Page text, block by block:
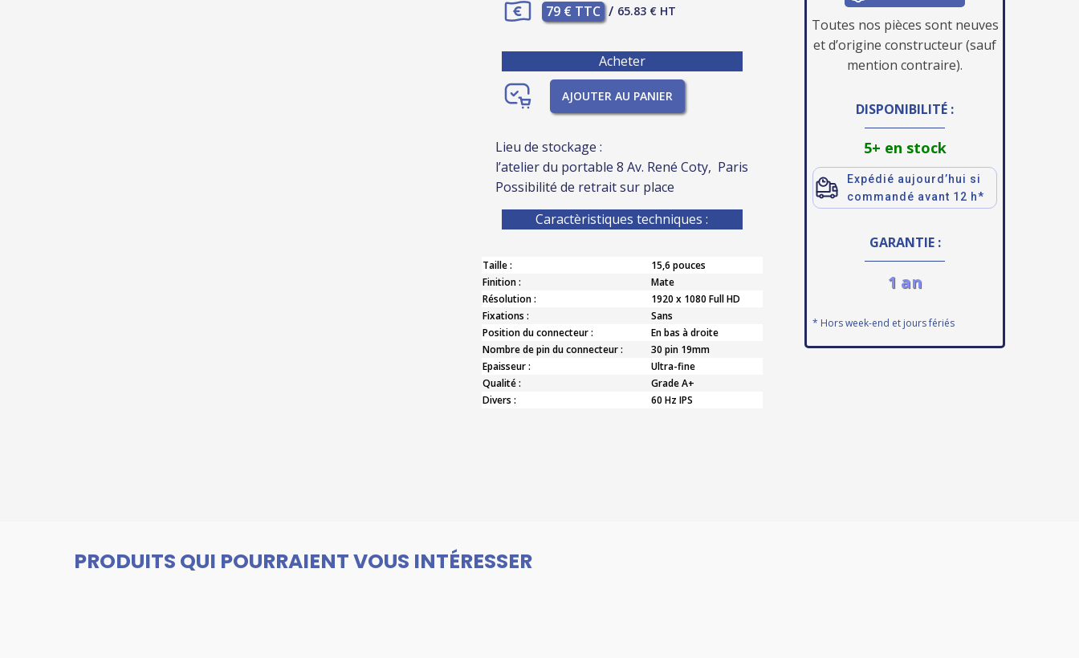
79 € TTC / 65.83 € HT
Acheter
AJOUTER AU PANIER
Lieu de stockage :
l’atelier du portable 8 Av. René Coty, Paris
Possibilité de retrait sur place
Caractèristiques techniques :
Taille :
15,6 pouces
Finition :
Mate
Résolution :
1920 x 1080 Full HD
Fixations :
Sans
Position du connecteur :
En bas à droite
Nombre de pin du connecteur :
30 pin 19mm
Epaisseur :
Ultra-fine
Qualité :
Grade A+
Divers :
60 Hz IPS
Toutes nos pièces sont neuves
et d’origine constructeur (sauf
mention contraire).
DISPONIBILITÉ :
5+ en stock
Expédié aujourd’hui si
commandé avant 12 h*
GARANTIE :
1 an
* Hors week-end et jours fériés
PRODUITS QUI POURRAIENT VOUS INTÉRESSER